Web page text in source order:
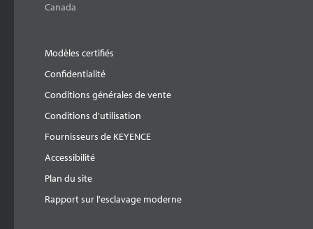
Canada
Modèles certifiés
Confidentialité
Conditions générales de vente
Conditions d'utilisation
Fournisseurs de KEYENCE
Accessibilité
Plan du site
Rapport sur l'esclavage moderne